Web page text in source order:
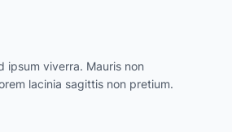
ipsum viverra. Mauris non
lacinia sagittis non pretium.